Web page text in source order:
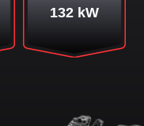
132 kW